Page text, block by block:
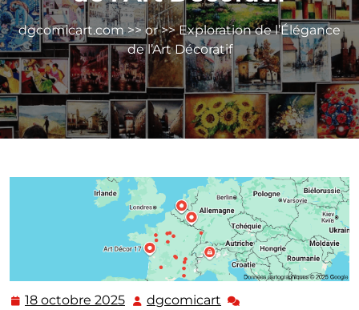
dgcomicart.com>>or>> Exploration de l’Élégance
de l’Art Décoratif
18 octobre 2025 18 dgcomicart dgcomicart